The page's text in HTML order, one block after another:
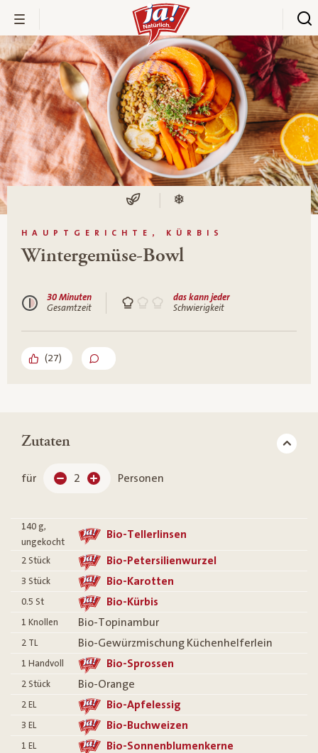
HAUPTGERICHTE, KÜRBIS
Wintergemüse-Bowl
30 Minuten
Gesamtzeit
das kann jeder
Schwierigkeit
(27)
Zutaten
für 2 Personen
140 g,
ungekocht
Bio-Tellerlinsen
2 Stück Bio-Petersilienwurzel
3 Stück Bio-Karotten
0.5 St Bio-Kürbis
1 Knollen Bio-Topinambur
2 TL Bio-Gewürzmischung Küchenhelferlein
1 Handvoll Bio-Sprossen
2 Stück Bio-Orange
2 EL Bio-Apfelessig
3 EL Bio-Buchweizen
1 EL Bio-Sonnenblumenkerne